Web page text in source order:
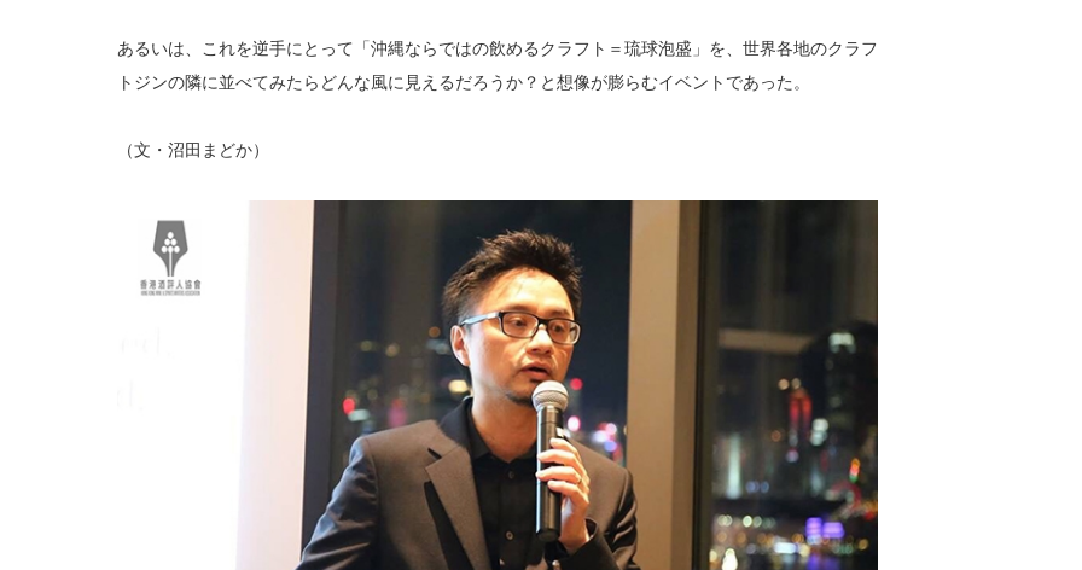
あるいは、これを逆手にとって「沖縄ならではの飲めるクラフト＝琉球泡盛」を、世界各地のクラフ
トジンの隣に並べてみたらどんな風に見えるだろうか？と想像が膨らむイベントであった。
（文・沼田まどか）